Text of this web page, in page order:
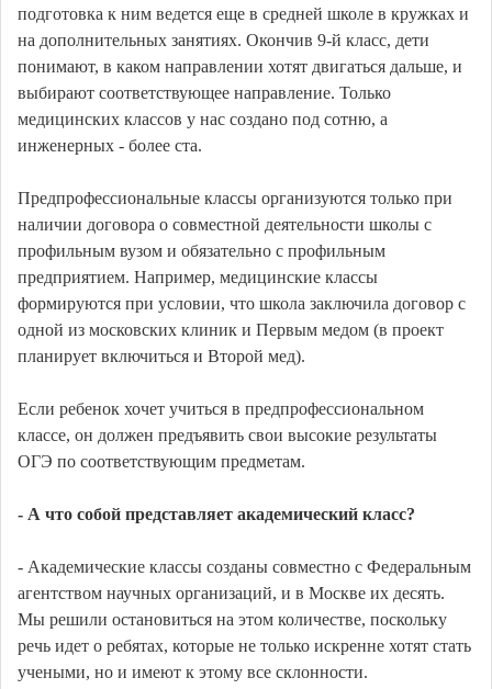
подготовка к ним ведется еще в средней школе в кружках и
на дополнительных занятиях. Окончив 9-й класс, дети
понимают, в каком направлении хотят двигаться дальше, и
выбирают соответствующее направление. Только
медицинских классов у нас создано под сотню, а
инженерных - более ста.
Предпрофессиональные классы организуются только при
наличии договора о совместной деятельности школы с
профильным вузом и обязательно с профильным
предприятием. Например, медицинские классы
формируются при условии, что школа заключила договор с
одной из московских клиник и Первым медом (в проект
планирует включиться и Второй мед).
Если ребенок хочет учиться в предпрофессиональном
классе, он должен предъявить свои высокие результаты
ОГЭ по соответствующим предметам.
- А что собой представляет академический класс?
- Академические классы созданы совместно с Федеральным
агентством научных организаций, и в Москве их десять.
Мы решили остановиться на этом количестве, поскольку
речь идет о ребятах, которые не только искренне хотят стать
учеными, но и имеют к этому все склонности.